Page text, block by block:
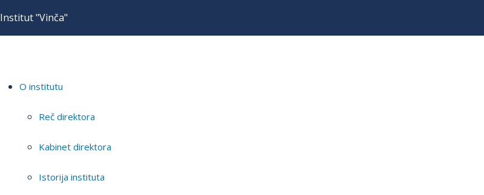
Institut "Vinča"
O institutu
Reč direktora
Kabinet direktora
Istorija instituta